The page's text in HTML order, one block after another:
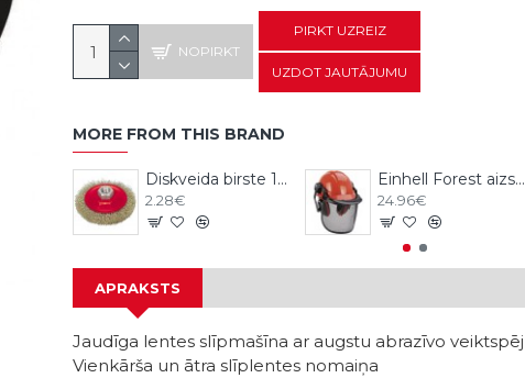
NOPIRKT
PIRKT UZREIZ
UZDOT JAUTĀJUMU
MORE FROM THIS BRAND
Diskveida birste 115mm, M14, Vorel
2.28€
Einhell Forest aizsargķivere ar austiņām
24.96€
APRAKSTS
Jaudīga lentes slīpmašīna ar augstu abrazīvo
Vienkārša un ātra slīplentes nomaiņa